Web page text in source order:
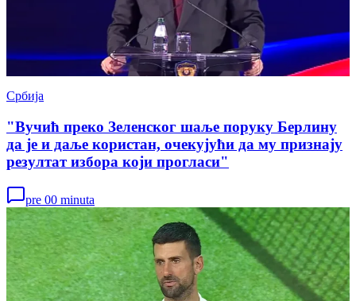
Србија
"Вучић преко Зеленског шаље поруку Берлину
да је и даље користан, очекујући да му признају
резултат избора који прогласи"
pre 00 minuta